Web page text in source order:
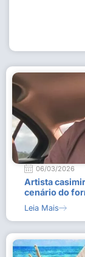
06/03/2026
Artista
cenário do
Leia Mais